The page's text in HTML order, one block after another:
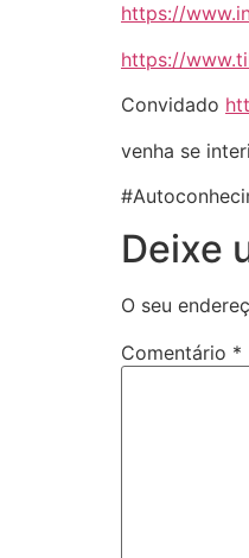
https://
https://
Convidado
venha se
Deixe
O seu
Comentário *